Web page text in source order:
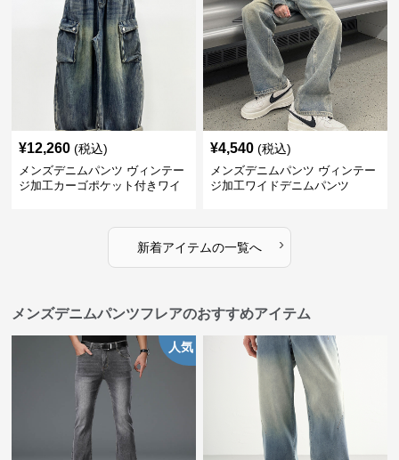
¥12,260 (税込)
メンズデニムパンツ ヴィンテー
ジ加工カーゴポケット付きワイ
¥4,540 (税込)
メンズデニムパンツ ヴィンテー
ジ加工ワイドデニムパンツ
新着アイテムの一覧へ ›
メンズデニムパンツフレアのおすすめアイテム
人気